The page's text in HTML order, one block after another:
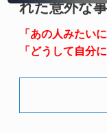
れた意外な
「あの人みたい
「どうして自分